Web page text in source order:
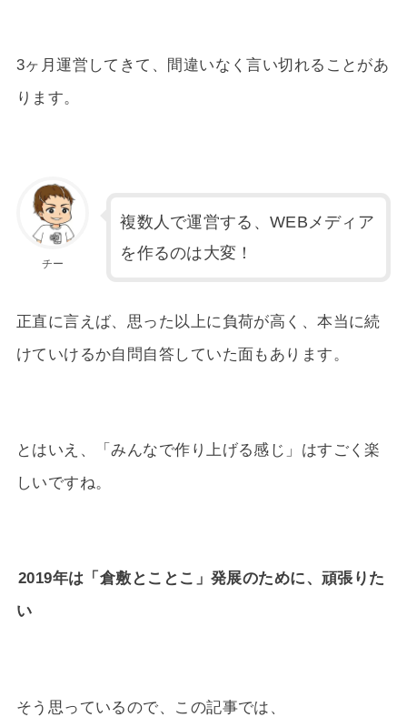
3ヶ月運営してきて、間違いなく言い切れることがあ
ります。
チー
複数人で運営する、WEBメディア
を作るのは大変！
正直に言えば、思った以上に負荷が高く、本当に続
けていけるか自問自答していた面もあります。
とはいえ、「みんなで作り上げる感じ」はすごく楽
しいですね。
2019年は「倉敷とことこ」発展のために、頑張りた
い
そう思っているので、この記事では、